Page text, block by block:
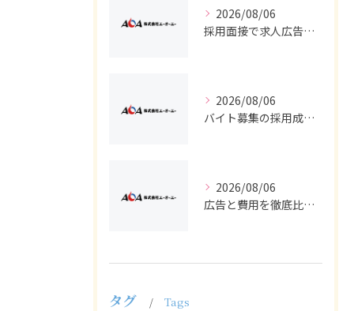
2026/08/06
採用面接で求人広告からバイト・正社員適材を見抜く質問設計と受け答え対策
2026/08/06
バイト募集の採用成功へ求人広告で知っておきたい正社員との違いと選び方
2026/08/06
広告と費用を徹底比較し求人や採用でバイトと正社員の効果的集客を実現する方法
タグ Tags